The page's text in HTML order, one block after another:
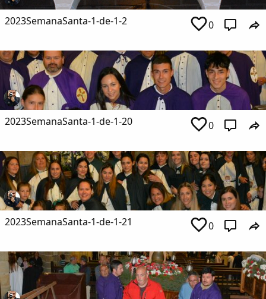
2023SemanaSanta-1-de-1-2 0
2023SemanaSanta-1-de-1-20 0
2023SemanaSanta-1-de-1-21 0